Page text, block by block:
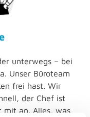
unterwegs – bei
Unser Büroteam
frei hast. Wir
der Chef ist
mit an. Alles, was